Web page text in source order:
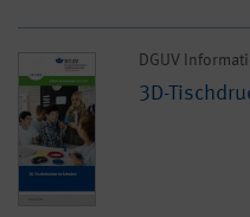
DGUV
3D-